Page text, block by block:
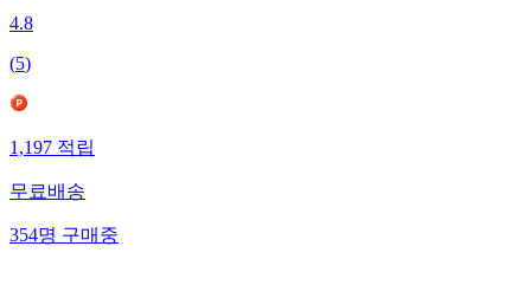
4.8
(5)
1,197 적립
무료배송
354명 구매중